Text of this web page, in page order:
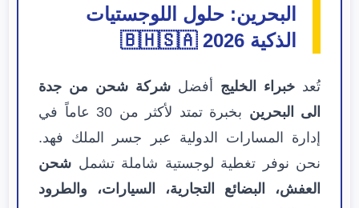
البحرين: حلول اللوجستيات
الذكية 2026 🇧🇭🇸🇦
تُعد خبراء الخليج أفضل شركة شحن من جدة
الى البحرين
بخبرة تمتد لأكثر من 30 عاماً في
إدارة المسارات الدولية عبر جسر الملك فهد.
نحن نوفر تغطية لوجستية شاملة تشمل شحن
العفش، البضائع التجارية، السيارات، والطرود